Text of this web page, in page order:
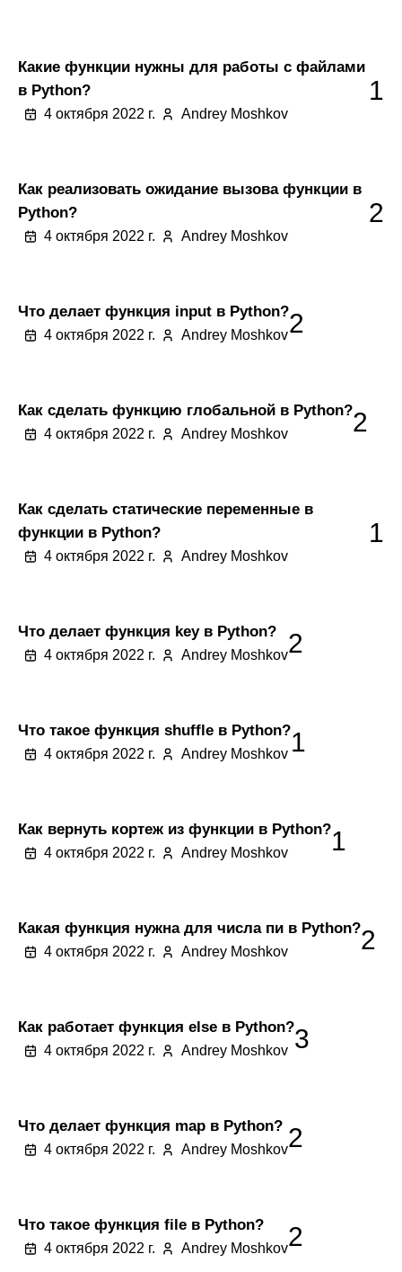
Какие функции нужны для работы с файлами
в Python?
4 октября 2022 г. Andrey Moshkov
1
Как реализовать ожидание вызова функции в
Python?
4 октября 2022 г. Andrey Moshkov
2
Что делает функция input в Python?
4 октября 2022 г. Andrey Moshkov2
Как сделать функцию глобальной в Python?
4 октября 2022 г. Andrey Moshkov 2
Как сделать статические переменные в
функции в Python?
4 октября 2022 г. Andrey Moshkov
1
Что делает функция key в Python?
4 октября 2022 г. Andrey Moshkov2
Что такое функция shuffle в Python?
4 октября 2022 г. Andrey Moshkov 1
Как вернуть кортеж из функции в Python?
4 октября 2022 г. Andrey Moshkov 1
Какая функция нужна для числа пи в Python?
4 октября 2022 г. Andrey Moshkov 2
Как работает функция else в Python?
4 октября 2022 г. Andrey Moshkov 3
Что делает функция map в Python?
4 октября 2022 г. Andrey Moshkov2
Что такое функция file в Python?
4 октября 2022 г. Andrey Moshkov2